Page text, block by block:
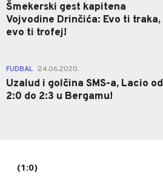
Šmekerski gest kapitena
Vojvodine Drinčića: Evo ti traka,
evo ti trofej!
FUDBAL 24.06.2020.
Uzalud i golčina SMS-a, Lacio od
2:0 do 2:3 u Bergamu!
(1:0)